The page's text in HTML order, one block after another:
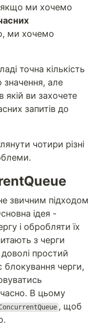
якщо ми хочемо
ми хочемо
точна кількість
значення, але
якій ви захочете
запитів до
чотири різні
звичним підходом
ідея -
і обробляти їх
з черги
простий
блокування черги,
В цьому
, щоб